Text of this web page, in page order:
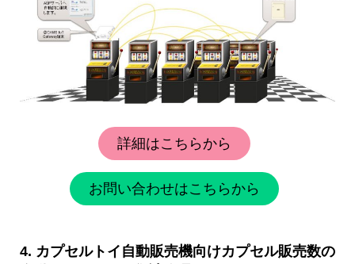
詳細はこちらから
お問い合わせはこちらから
4. カプセルトイ自動販売機向けカプセル販売数の